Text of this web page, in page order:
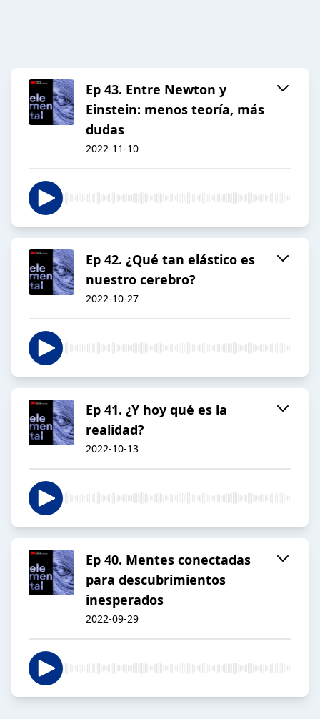
Ep 43. Entre Newton y
Einstein: menos teoría, más
dudas
2022-11-10
Ep 42. ¿Qué tan elástico es
nuestro cerebro?
2022-10-27
Ep 41. ¿Y hoy qué es la
realidad?
2022-10-13
Ep 40. Mentes conectadas
para descubrimientos
inesperados
2022-09-29